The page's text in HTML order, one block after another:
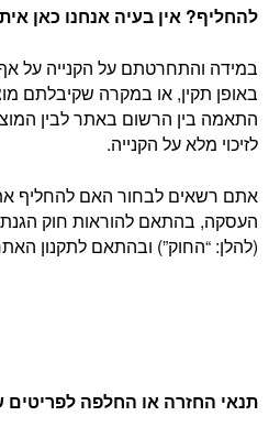
להחליף? אין בעיה אנחנו כאן
במידה והתחרטתם על הקנייה על
באופן תקין, או במקרה שקיבלתם
התאמה בין הרשום באתר לבין
לזיכוי מלא על הקנייה.
אתם רשאים לבחור האם להחליף
(להלן: “החוק”) ובהתאם לתקנון
תנאי החזרה או החלפה לפריטים